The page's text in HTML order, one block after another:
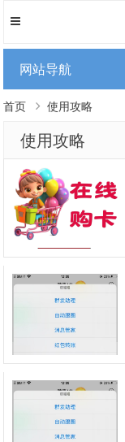
网站导航
首页 使用攻略
使用攻略